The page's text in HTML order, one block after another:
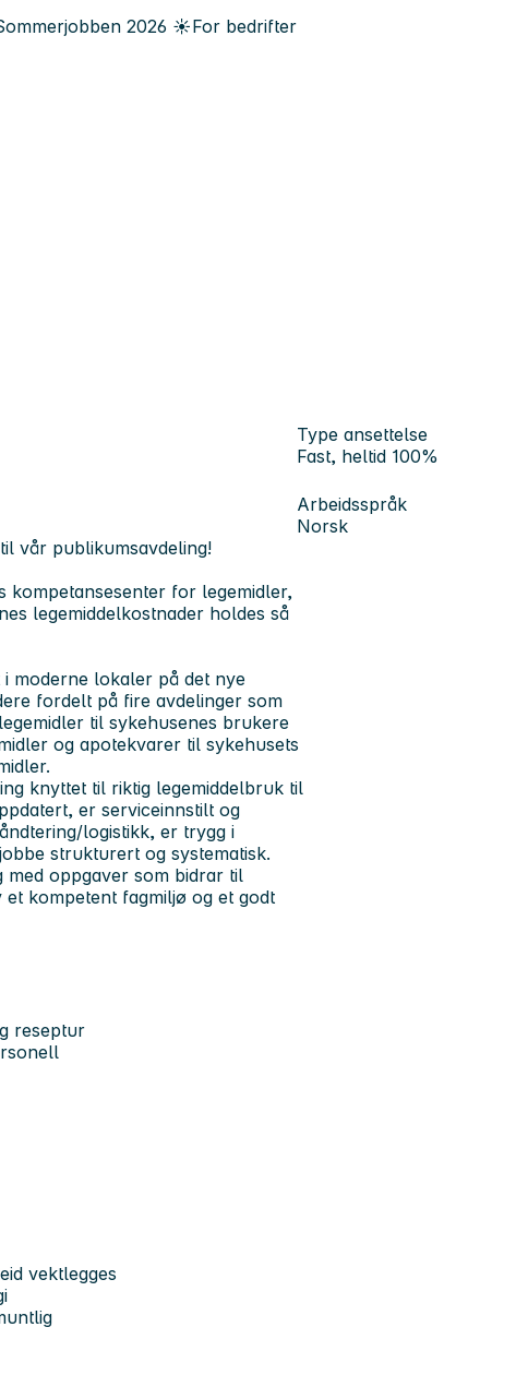
2026 ☀️For bedrifter
Type ansettelse
Fast, heltid 100%
Arbeidsspråk
Norsk
vår publikumsavdeling!
kompetansesenter for legemidler,
legemiddelkostnader holdes så
moderne lokaler på det nye
fordelt på fire avdelinger som
til sykehusenes brukere
og apotekvarer til sykehusets
knyttet til riktig legemiddelbruk til
er serviceinnstilt og
logistikk, er trygg i
strukturert og systematisk.
oppgaver som bidrar til
kompetent fagmiljø og et godt
reseptur
vektlegges